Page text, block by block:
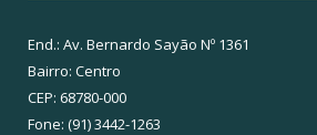
End.: Av. Bernardo Sayão Nº 1361
Bairro: Centro
CEP: 68780-000
Fone: (91) 3442-1263